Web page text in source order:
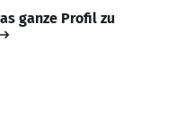
ganze Profil zu